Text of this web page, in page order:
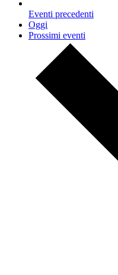
Eventi precedenti
Oggi
Prossimi eventi